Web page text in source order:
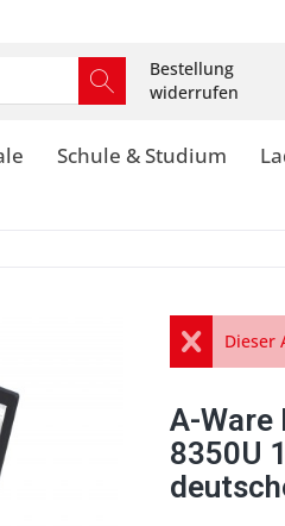
Bestellung
widerrufen
Schule & Studium
Dieser
A-Ware
8350U